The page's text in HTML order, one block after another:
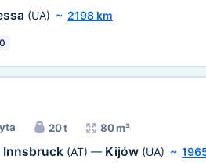
(UA) ~ 2198 km
20 t 80 m³
Innsbruck (AT) — Kijów (UA) ~